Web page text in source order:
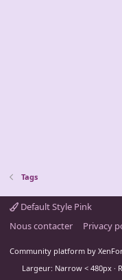
Tags
Default Style Pink
Nous contacter
Privacy
Community platform by
Largeur